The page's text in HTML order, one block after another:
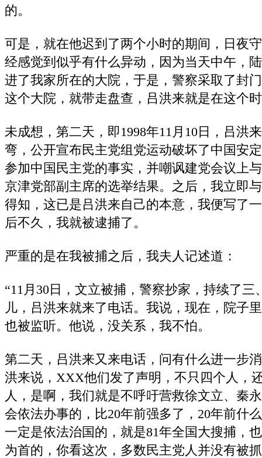
的。
可是，就在他迟到了两个小时的期间，日夜
经感觉到似乎有什么异动，因为当天中午，
进了我家所在的大院，于是，警察采取了封
这个大院，就带走盘查，吕洪来就是在这个
未成想，第二天，即1998年11月10日，吕洪
弯，公开宣布民主党组党运动破坏了中国安
参加中国民主党的事实，并嘲讽建党会议上
京津党部副主席的选举结果。之后，我立即
得知，这已是吕洪来自己的本意，我便写了
后不久，我就被逮捕了。
严重的是在我被捕之后，我夫人记述道：
“11月30日，文立被捕，警察抄家，持续了
儿，吕洪来就来了电话。我说，现在，院子
也被监听。他说，没关系，我不怕。
第二天，吕洪来又来电话，问有什么进一步
洪来说，XXX他们发了声明，不只四个人，
人，是啊，我们就是不呼吁营救徐文立、秦
会依法办事的，比20年前强多了，20年前什
一定是依法治国的，就是81年全国大搜捕，
为首的，你看这次，多数民主党人并没有被